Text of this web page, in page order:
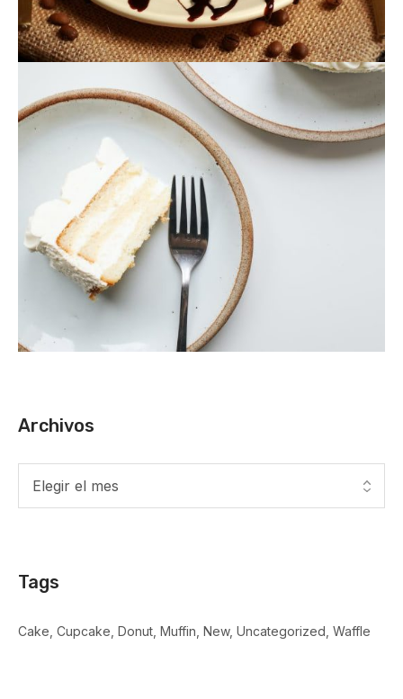
Archivos
Tags
Cake Cupcake Donut Muffin New Uncategorized Waffle